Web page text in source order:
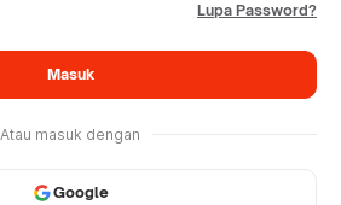
Lupa Password?
Masuk
Atau masuk dengan
Google